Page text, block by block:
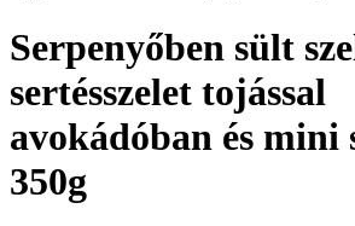
Serpenyőben sült
sertésszelet tojással
avokádóban és mini
350g